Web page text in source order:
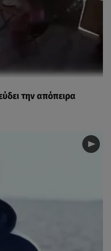
την απόπειρα